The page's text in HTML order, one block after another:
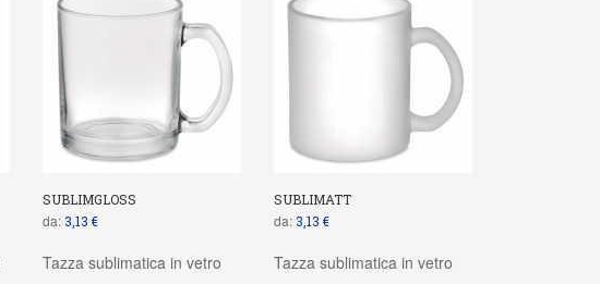
SUBLIMGLOSS
da: 3,13 €
Tazza sublimatica in vetro
SUBLIMATT
da: 3,13 €
Tazza sublimatica in vetro